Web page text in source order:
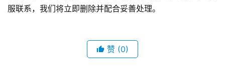
服联系，我们将立即删除并配合妥善处理。
赞 (0)